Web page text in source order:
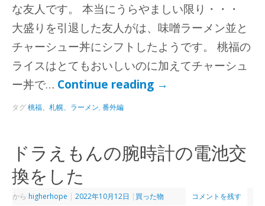
な友人です。 本当にうらやましい限り・・・
大盛りを引退した友人がは、味噌ラーメン並と
チャーシュー丼にシフトしたようです。 桃福の
ライスはとてもおいしいのに加えてチャーシュ
ー丼で… Continue reading →
タグ桃福、札幌、ラーメン,番外編
ドラえもんの腕時計の電池交
換をした
から higherhope | 2022年10月12日 | 買った物 コメントを残す